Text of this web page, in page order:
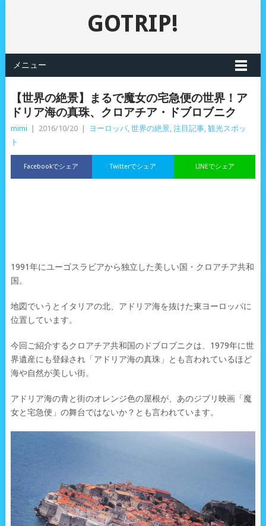
GOTRIP!
メニュー
【世界の絶景】まるで魔女の宅急便の世界！ア
ドリア海の真珠、クロアチア・ドブロブニク
mimi 2016/10/20 ヨーロッパ, 世界の絶景, 注目記事, 観光スポッ
ト
Facebookでシェア LINEでシェア
Twitterでシェア
1991年にユーゴスラビアから独立した美しい国・クロアチア共和
国。
地図でいうとイタリアの北、アドリア海を抜けた東ヨーロッパに
位置しています。
今回ご紹介するクロアチア共和国のドブロブニクは、1979年に世
界遺産にも登録され「アドリア海の真珠」とも言われているほど
海や自然が美しい街。
アドリア海の青と街のオレンジ色の屋根が、あのジブリ映画「魔
女と宅急便」の舞台ではないか？とも言われています。